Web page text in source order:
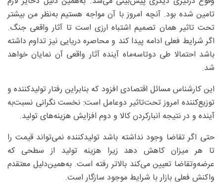
تامین شده بود. آنچه امروز با آن مواجه هستیم به‌نظر من بیشتر
تحت تاثیر همان تصمیم اشتباه ارزی است تا آثار واقعی جنگ.
اگر شرایط فعلی ادامه پیدا کند و محاصره دریایی نیز تداوم داشته
باشد احتمالا طی دوتاسه‌ماه آینده آثار واقعی آن نمایان خواهد
شد.
این کارشناس مسائل اقتصادی افزود که بنابراین رفتار تولیدکننده و
توزیع‌کننده امروز تحت‌تاثیر دوعامل است: نخست نگرانی نسبت‌به
‌آینده و در نتیجه انبارکردن کالا و دوم افزایش هزینه‌های تولید.
حتی اگر تقاضا وجود نداشته باشد تولیدکننده نمی‌تواند قیمت را
تا هر میزان کاهش دهد زیرا هزینه تولید از سطحی که
عرضه‌وتقاضا تعیین می‌کند بالاتر رفته است. به‌همین‌دلیل معتقدم
واکنش فعلی بازار با شرایط موجود سازگار است.